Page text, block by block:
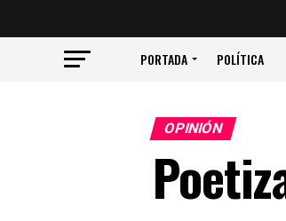
PORTADA POLÍTICA
OPINIÓN